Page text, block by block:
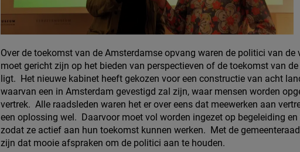
Over de toekomst van de Amsterdamse opvang waren de politici van
moet gericht zijn op het bieden van perspectieven of de toekomst van
ligt. Het nieuwe kabinet heeft gekozen voor een constructie van acht
waarvan een in Amsterdam gevestigd zal zijn, waar mensen worden
vertrek. Alle raadsleden waren het er over eens dat meewerken aan
een oplossing wel. Daarvoor moet vol worden ingezet op begeleiding
zodat ze actief aan hun toekomst kunnen werken. Met de
zijn dat mooie afspraken om de politici aan te houden.